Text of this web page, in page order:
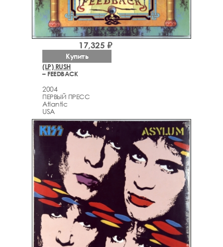
(LP) RUSH
– FEEDBACK
2004
ПЕРВЫЙ ПРЕСС
Atlantic
USA
17,325 ₽
Купить